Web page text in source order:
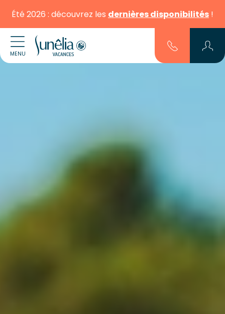
Été 2026 : découvrez les dernières disponibilités !
MENU